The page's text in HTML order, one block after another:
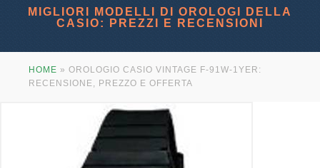
MIGLIORI MODELLI DI OROLOGI DELLA
CASIO: PREZZI E RECENSIONI
HOME » OROLOGIO CASIO VINTAGE F-91W-1YER:
RECENSIONE, PREZZO E OFFERTA